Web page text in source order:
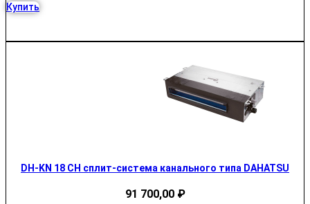
Купить
DH-KN 18 CH сплит-система канального типа DAHATSU
91 700,00 ₽